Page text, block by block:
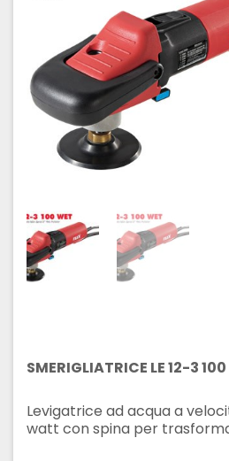
SMERIGLIATRICE LE 12-3
Levigatrice ad acqua a
watt con spina per